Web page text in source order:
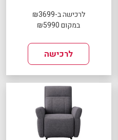
לרכישה ב-₪3699
במקום ₪5990
לרכישה